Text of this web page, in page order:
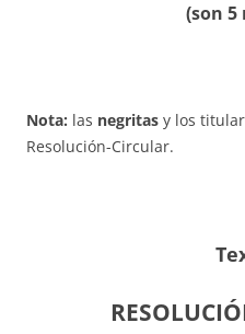
(son 5
Nota: las negritas y los
Resolución-Circular.